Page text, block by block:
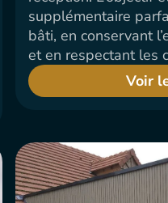
supplémentaire
bâti, en conservant
et en respectant les
Voir